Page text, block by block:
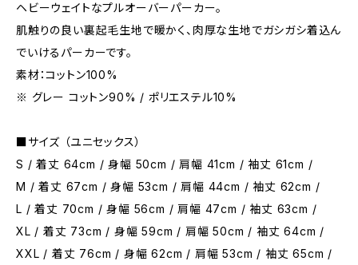
ヘビーウェイトなプルオーバーパーカー。
肌触りの良い裏起毛生地で暖かく、肉厚な生地でガシガシ着込ん
でいけるパーカーです。
素材：コットン100%
※ グレー コットン90% / ポリエステル10%
■サイズ （ユニセックス）
S / 着丈 64cm / 身幅 50cm / 肩幅 41cm / 袖丈 61cm /
M / 着丈 67cm / 身幅 53cm / 肩幅 44cm / 袖丈 62cm /
L / 着丈 70cm / 身幅 56cm / 肩幅 47cm / 袖丈 63cm /
XL / 着丈 73cm / 身幅 59cm / 肩幅 50cm / 袖丈 64cm /
XXL / 着丈 76cm / 身幅 62cm / 肩幅 53cm / 袖丈 65cm /